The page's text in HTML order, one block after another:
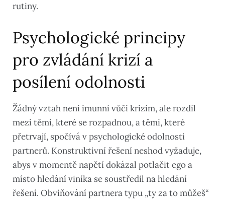
rutiny.
Psychologické principy
pro zvládání krizí a
posílení odolnosti
Žádný vztah není imunní vůči krizím, ale rozdíl
mezi těmi, které se rozpadnou, a těmi, které
přetrvají, spočívá v psychologické odolnosti
partnerů. Konstruktivní řešení neshod vyžaduje,
abys v momentě napětí dokázal potlačit ego a
místo hledání viníka se soustředil na hledání
řešení. Obviňování partnera typu „ty za to můžeš“